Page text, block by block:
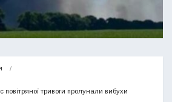
повітряної тривоги пролунали вибухи